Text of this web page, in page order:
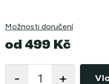
Možnosti doručení
od 499 Kč
cena: